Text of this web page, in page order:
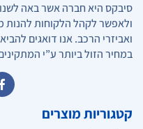
סיבקס היא חברה אשר באה
ולאפשר לקהל הלקוחות להנות
ואביזרי הרכב. אנו דואגים
במחיר הזול ביותר ע”י
קטגוריות מוצרים